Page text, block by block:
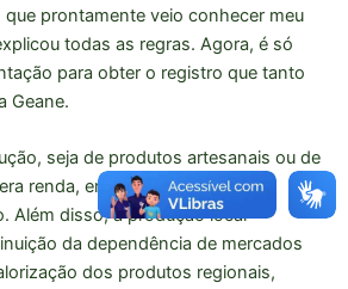
que prontamente veio conhecer meu
todas as regras. Agora, é só
para obter o registro que tanto
Geane.
seja de produtos artesanais ou de
renda, empregos e fortalece a
Além disso, a produção local
da dependência de mercados
dos produtos regionais,